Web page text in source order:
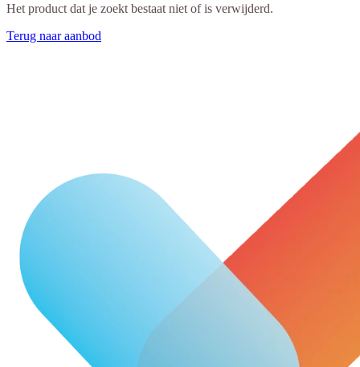
Het product dat je zoekt bestaat niet of is verwijderd.
Terug naar aanbod